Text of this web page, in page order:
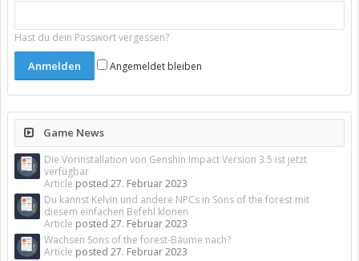
Hast du dein Passwort vergessen?
Angemeldet bleiben
Game News
Die Vorinstallation von Genshin Impact Version 3.5 ist jetzt
verfügbar
Article posted 27. Februar 2023
Du kannst Kelvin und andere NPCs in Sons of the forest mit
diesem einfachen Befehl klonen
Article posted 27. Februar 2023
Wachsen Sons of the forest-Bäume nach?
Article posted 27. Februar 2023